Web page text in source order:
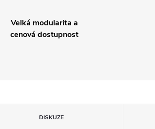
Velká modularita a
cenová dostupnost
DISKUZE